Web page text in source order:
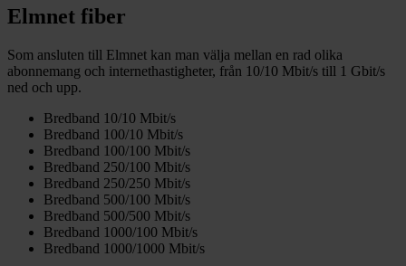
Elmnet fiber
Som ansluten till Elmnet kan man välja mellan en rad olika
abonnemang och internethastigheter, från 10/10 Mbit/s till 1 Gbit/s
ned och upp.
Bredband 10/10 Mbit/s
Bredband 100/10 Mbit/s
Bredband 100/100 Mbit/s
Bredband 250/100 Mbit/s
Bredband 250/250 Mbit/s
Bredband 500/100 Mbit/s
Bredband 500/500 Mbit/s
Bredband 1000/100 Mbit/s
Bredband 1000/1000 Mbit/s